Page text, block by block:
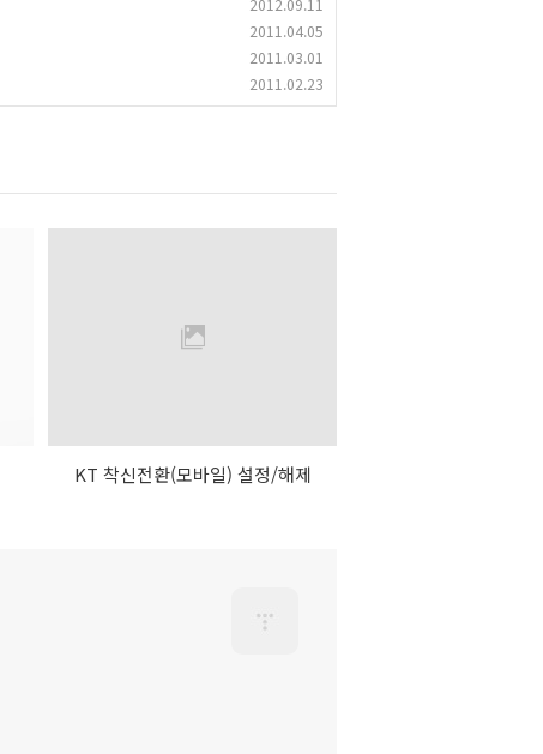
2012.09.11
2011.04.05
2011.03.01
2011.02.23
KT 착신전환(모바일) 설정/해제